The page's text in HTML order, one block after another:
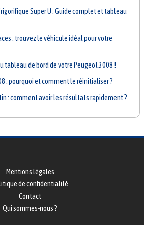
Super U : Guide complet et tableau
: trouvez le véhicule idéal pour votre
tableau de bord de votre Peugeot 3008 !
: pourquoi et comment le réinitialiser ?
: comment avoir les résultats rapidement ?
Mentions légales
de confidentialité
Contact
Qui sommes-nous ?